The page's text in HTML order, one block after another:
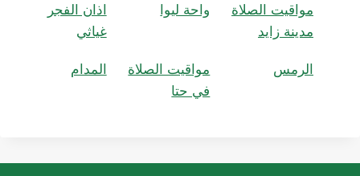
مواقيت الصلاة
مدينة زايد
واحة ليوا
اذان الفجر
غياثي
الرمس
مواقيت الصلاة
في حتا
المدام